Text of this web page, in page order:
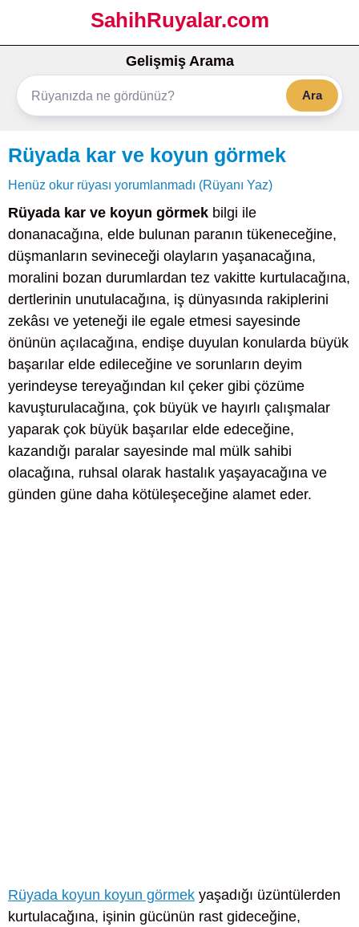
SahihRuyalar.com
Gelişmiş Arama
Ara
Rüyada kar ve koyun görmek
Henüz okur rüyası yorumlanmadı (Rüyanı Yaz)
Rüyada kar ve koyun görmek bilgi ile
donanacağına, elde bulunan paranın tükeneceğine,
düşmanların sevineceği olayların yaşanacağına,
moralini bozan durumlardan tez vakitte kurtulacağına,
dertlerinin unutulacağına, iş dünyasında rakiplerini
zekâsı ve yeteneği ile egale etmesi sayesinde
önünün açılacağına, endişe duyulan konularda büyük
başarılar elde edileceğine ve sorunların deyim
yerindeyse tereyağından kıl çeker gibi çözüme
kavuşturulacağına, çok büyük ve hayırlı çalışmalar
yaparak çok büyük başarılar elde edeceğine,
kazandığı paralar sayesinde mal mülk sahibi
olacağına, ruhsal olarak hastalık yaşayacağına ve
günden güne daha kötüleşeceğine alamet eder.
Rüyada koyun koyun görmek yaşadığı üzüntülerden
kurtulacağına, işinin gücünün rast gideceğine,